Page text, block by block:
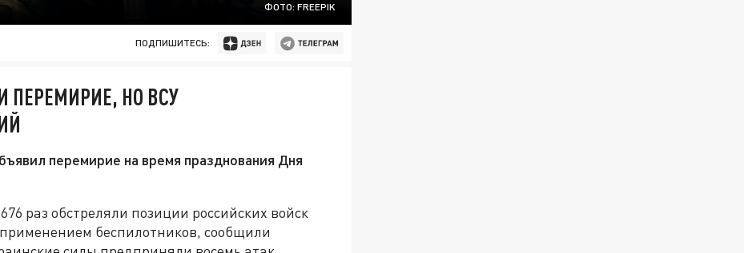
ФОТО: FREEPIK
ПОДПИШИТЕСЬ:
ПЕРЕМИРИЕ, НО ВСУ
перемирие на время празднования Дня
раз обстреляли позиции российских войск
беспилотников, сообщили